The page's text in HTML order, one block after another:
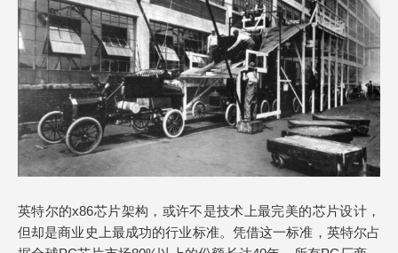
英特尔的x86芯片架构，或许不是技术上最完美的芯片设计，
但却是商业史上最成功的行业标准。凭借这一标准，英特尔占